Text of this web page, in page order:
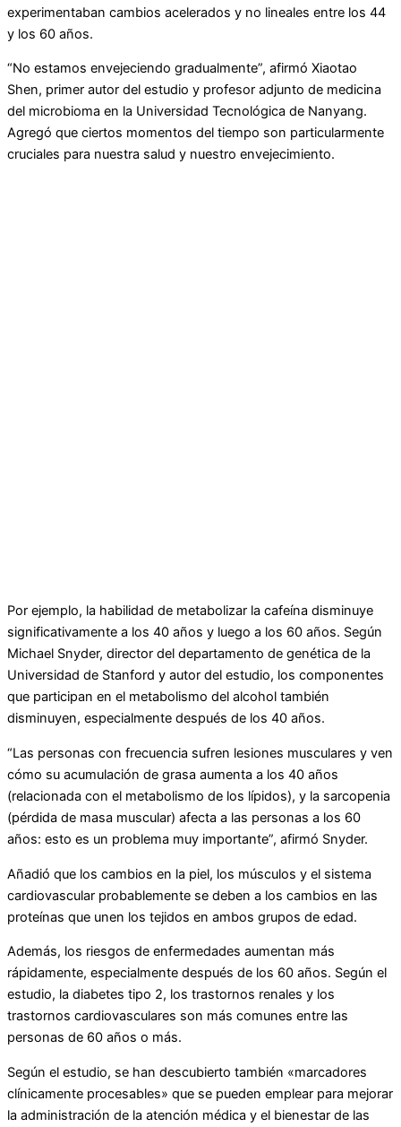
experimentaban cambios acelerados y no lineales entre los 44
y los 60 años.
“No estamos envejeciendo gradualmente”, afirmó Xiaotao
Shen, primer autor del estudio y profesor adjunto de medicina
del microbioma en la Universidad Tecnológica de Nanyang.
Agregó que ciertos momentos del tiempo son particularmente
cruciales para nuestra salud y nuestro envejecimiento.
Por ejemplo, la habilidad de metabolizar la cafeína disminuye
significativamente a los 40 años y luego a los 60 años. Según
Michael Snyder, director del departamento de genética de la
Universidad de Stanford y autor del estudio, los componentes
que participan en el metabolismo del alcohol también
disminuyen, especialmente después de los 40 años.
“Las personas con frecuencia sufren lesiones musculares y ven
cómo su acumulación de grasa aumenta a los 40 años
(relacionada con el metabolismo de los lípidos), y la sarcopenia
(pérdida de masa muscular) afecta a las personas a los 60
años: esto es un problema muy importante”, afirmó Snyder.
Añadió que los cambios en la piel, los músculos y el sistema
cardiovascular probablemente se deben a los cambios en las
proteínas que unen los tejidos en ambos grupos de edad.
Además, los riesgos de enfermedades aumentan más
rápidamente, especialmente después de los 60 años. Según el
estudio, la diabetes tipo 2, los trastornos renales y los
trastornos cardiovasculares son más comunes entre las
personas de 60 años o más.
Según el estudio, se han descubierto también «marcadores
clínicamente procesables» que se pueden emplear para mejorar
la administración de la atención médica y el bienestar de las